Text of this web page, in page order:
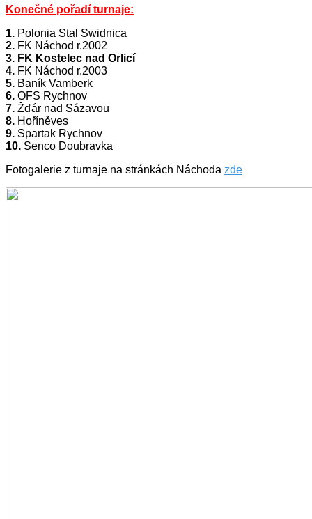
Konečné pořadí turnaje:
1. Polonia Stal Swidnica
2. FK Náchod r.2002
3. FK Kostelec nad Orlicí
4. FK Náchod r.2003
5. Baník Vamberk
6. OFS Rychnov
7. Žďár nad Sázavou
8. Hoříněves
9. Spartak Rychnov
10. Senco Doubravka
Fotogalerie z turnaje na stránkách Náchoda zde